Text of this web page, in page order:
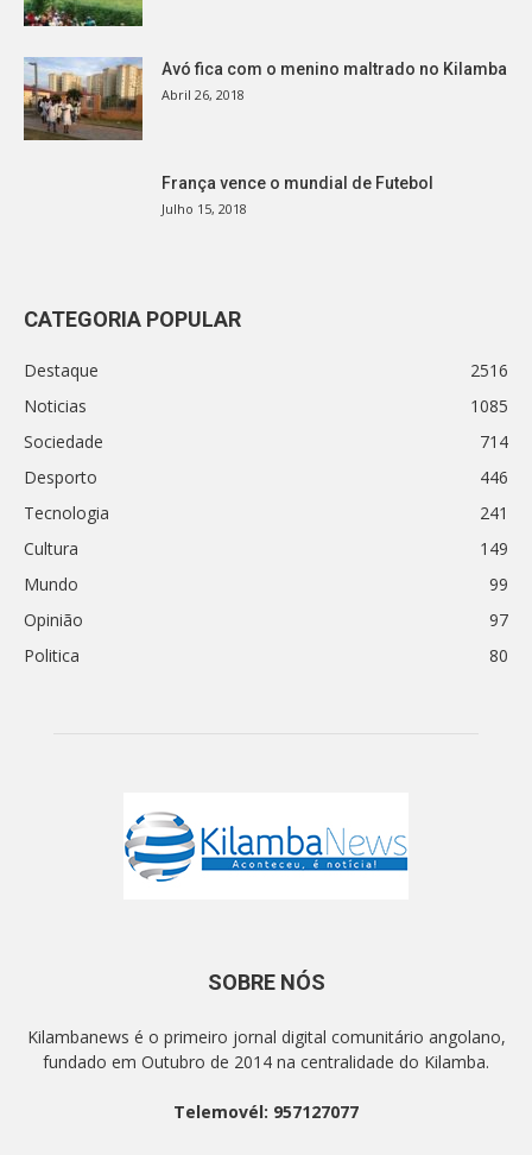
Avó fica com o menino maltrado no Kilamba
Abril 26, 2018
França vence o mundial de Futebol
Julho 15, 2018
CATEGORIA POPULAR
Destaque
2516
Noticias
1085
Sociedade
714
Desporto
446
Tecnologia
241
Cultura
149
Mundo
99
Opinião
97
Politica
80
SOBRE NÓS
Kilambanews é o primeiro jornal digital comunitário angolano,
fundado em Outubro de 2014 na centralidade do Kilamba.
Telemovél: 957127077